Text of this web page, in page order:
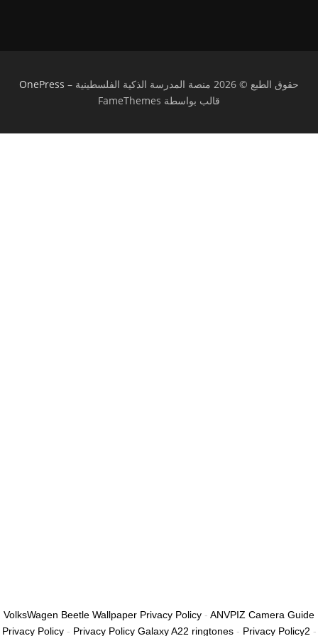
حقوق الطبع © 2026 منصة المدرسة الذكية الفلسطينية –
OnePress
قالب بواسطة FameThemes
VolksWagen Beetle Wallpaper Privacy Policy - ANVPIZ Camera Guide
Privacy Policy- Privacy Policy Galaxy A22 ringtones- Privacy Policy2 -